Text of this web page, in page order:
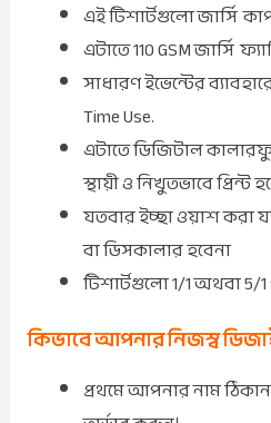
এই টিশার্টগুলো জার্সি
এটাতে 110 GSM জার্সি
সাধারণ ইভেন্টের
Time Use.
এটাতে ডিজিটাল
স্থায়ী ও নিখুতভাবে প্রিন্ট
যতবার ইচ্ছা ওয়াশ করা
বা ডিসকালার হবেনা
টিশার্টগুলো 1/1 অথবা 5/
কিভাবে আপনার নিজস্ব
প্রথমে আপনার নাম